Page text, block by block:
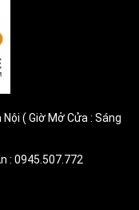
( Giờ Mở Cửa : Sáng
: 0945.507.772